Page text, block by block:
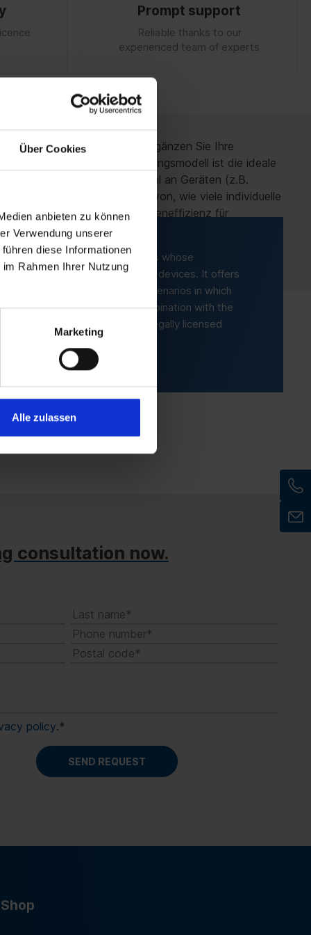
Über Cookies
anbieten zu können
Verwendung unserer
diese Informationen
Rahmen Ihrer Nutzung
Marketing
Alle zulassen
Prompt support
Reliable thanks to our
experienced team of experts
Access License
(CAL) ergänzen Sie Ihre
Dieses Lizenzierungsmodell ist die ideale
definierten, stabilen Anzahl an Geräten (z.B.
erfolgt – unabhängig davon, wie viele individuelle
Planungssicherheit und Kosteneffizienz für
fest installierten Client-Geräten.
licensing model for companies whose
plannable number of client devices. It offers
economical choice for all scenarios in which
of access control. In combination with the
a fully-fledged, secure and legally licensed
consultation now.
policy.*
Shop